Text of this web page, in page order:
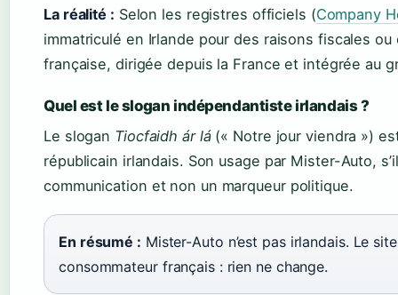
La réalité : Selon les registres officiels (Company
immatriculé en Irlande pour des raisons fiscales
française, dirigée depuis la France et intégrée au
Quel est le slogan indépendantiste irlandais ?
Le slogan Tiocfaidh ár lá(« Notre jour viendra »)
républicain irlandais. Son usage par Mister-Auto,
communication et non un marqueur politique.
En résumé : Mister-Auto n’est pas irlandais. Le
consommateur français : rien ne change.